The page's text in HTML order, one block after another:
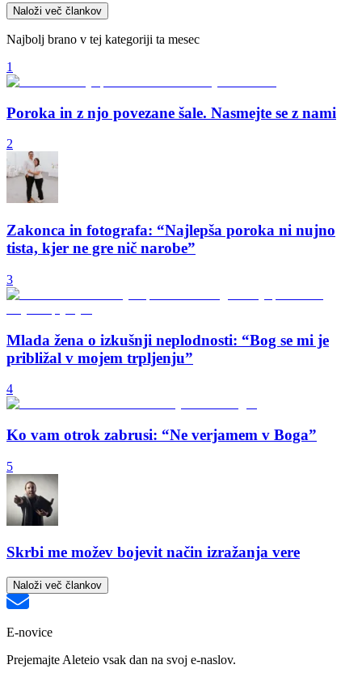
Naloži več člankov
Najbolj brano v tej kategoriji ta mesec
1
Poroka in z njo povezane šale. Nasmejte se z nami
2
Zakonca in fotografa: “Najlepša poroka ni nujno
tista, kjer ne gre nič narobe”
3
Mlada žena o izkušnji neplodnosti: “Bog se mi je
približal v mojem trpljenju”
4
Ko vam otrok zabrusi: “Ne verjamem v Boga”
5
Skrbi me možev bojevit način izražanja vere
Naloži več člankov
E-novice
Prejemajte Aleteio vsak dan na svoj e-naslov.